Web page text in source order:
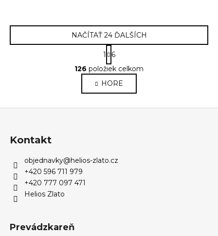
O
v
l
á
d
p
NAČÍTAŤ 24 ĎALŠÍCH
S
t
r
á
n
k
1
6
126 položiek celkom
HORE
Kontakt
objednavky@helios-zlato.cz
+420 596 711 979
+420 777 097 471
Helios Zlato
Prevádzkareň